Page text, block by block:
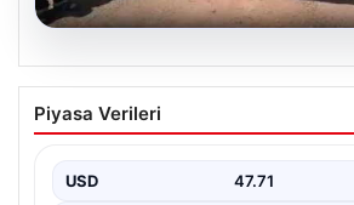
06.08.2026
Bağımsız Maden-İş:
tutulmadı, pazartesi
Piyasa Verileri
USD 47.71